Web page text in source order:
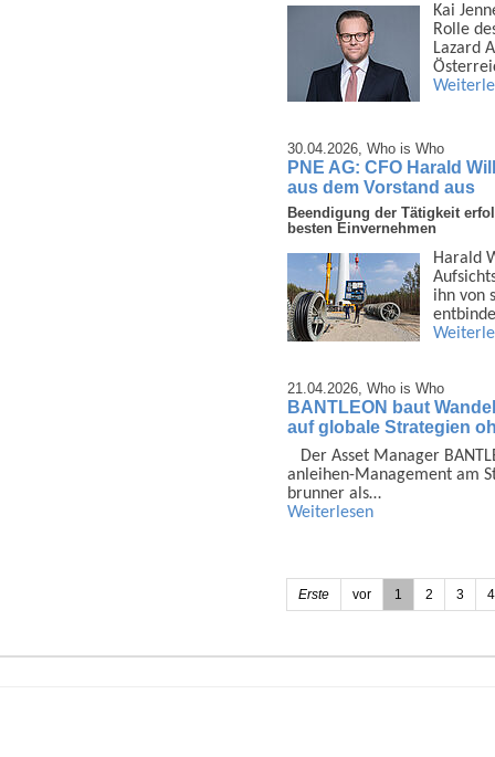
Kai
Rolle
Lazard
30.04.2026, Who is Who
PNE AG: CFO Harald
aus dem Vorstand aus
Beendigung der Tätigkeit
besten Einvernehmen
Harald
ihn von
21.04.2026, Who is Who
BANTLEON baut
auf globale Strategien
Der Asset Manager
anleihen-Manage­ment am
brunner als…
Weiterlesen
Erste vor 1 2 3 4